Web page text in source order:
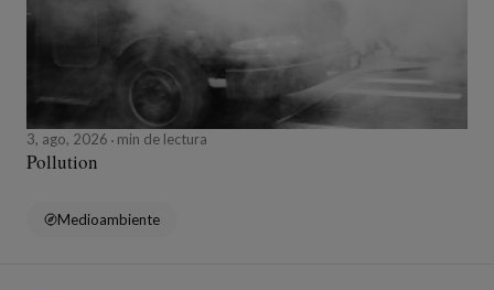
3, ago, 2026 min de lectura
Pollution
Medioambiente